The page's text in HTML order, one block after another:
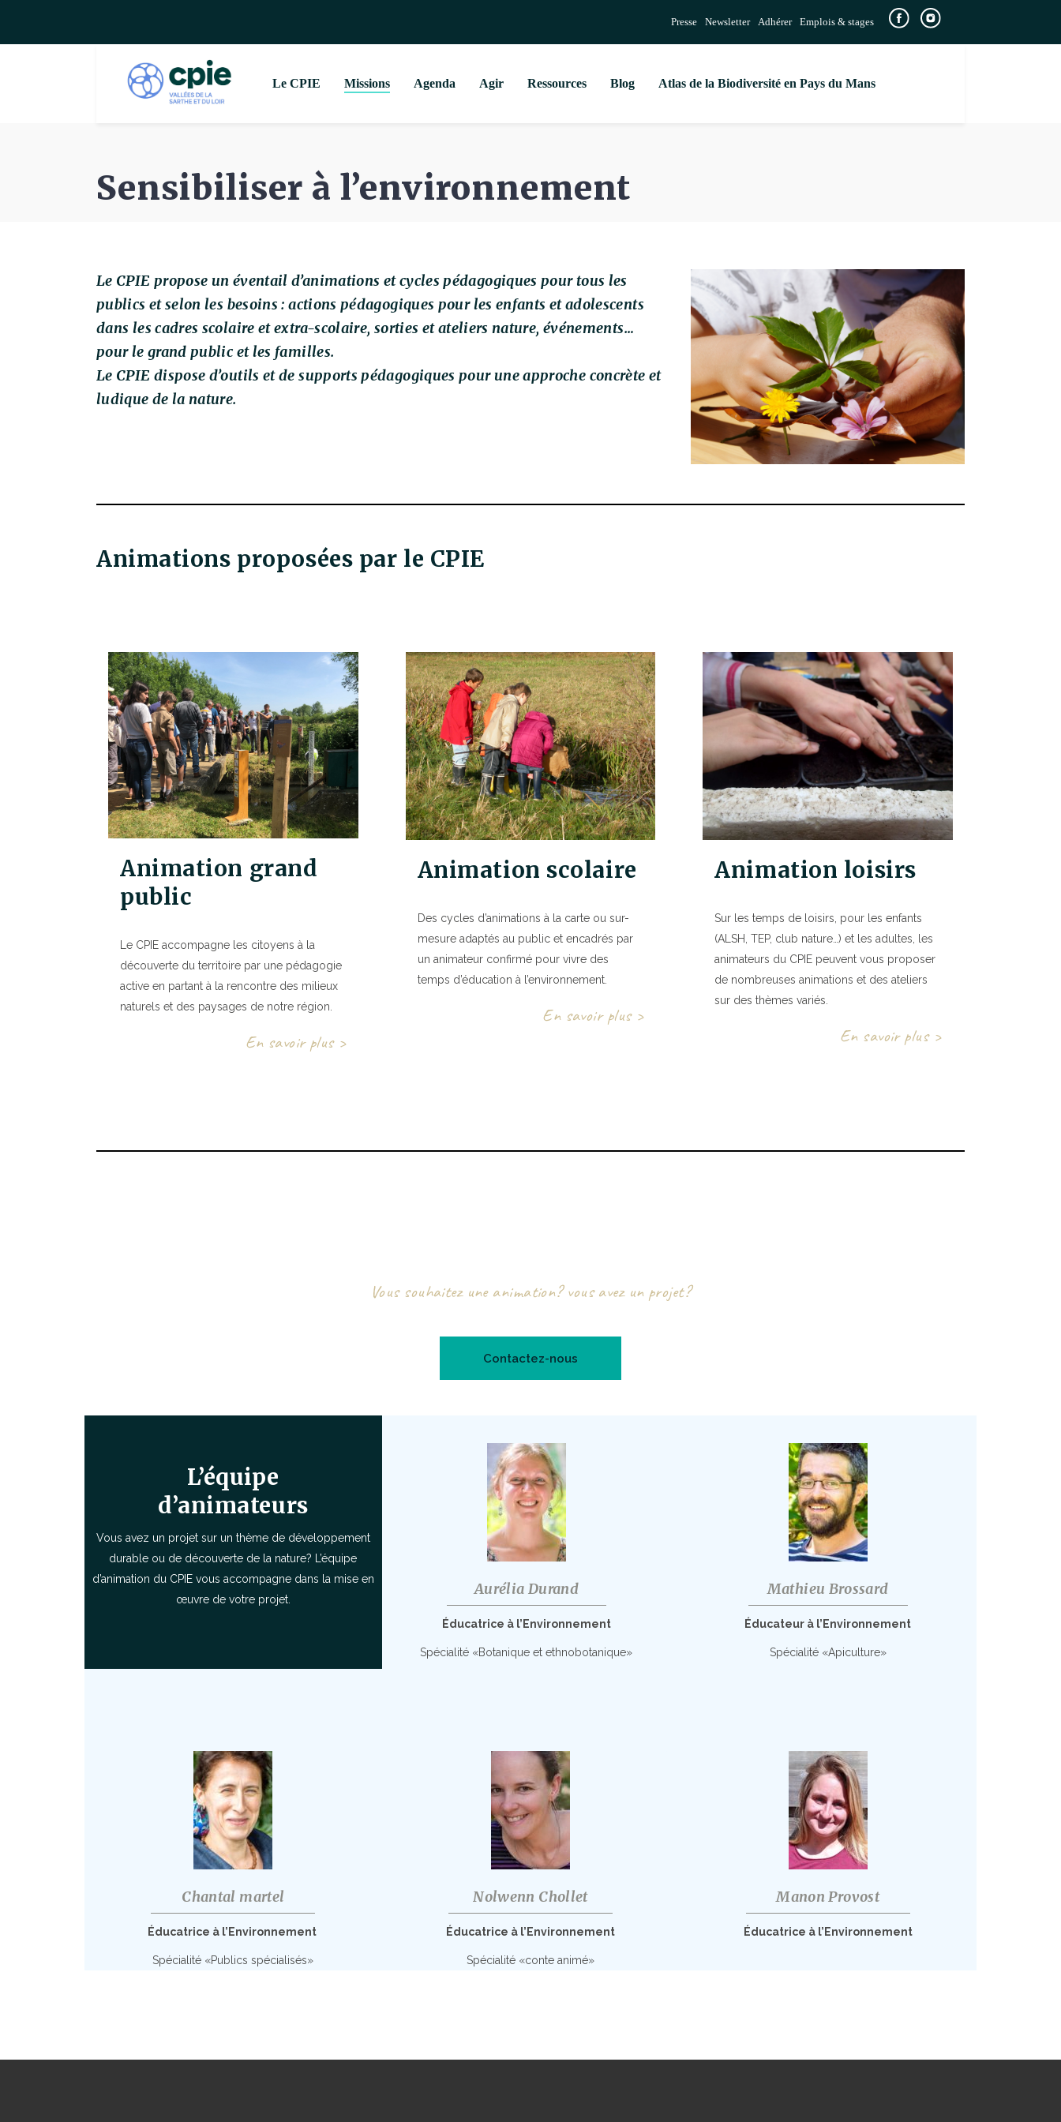
Presse Newsletter Adhérer Emplois & stages
Le CPIE Missions Agenda Agir Ressources Blog Atlas de la Biodiversité en Pays du Mans
Sensibiliser à l’environnement
Le CPIE propose un éventail d’animations et cycles pédagogiques pour tous les
publics et selon les besoins : actions pédagogiques pour les enfants et adolescents
dans les cadres scolaire et extra-scolaire, sorties et ateliers nature, événements…
pour le grand public et les familles.
Le CPIE dispose d’outils et de supports pédagogiques pour une approche concrète et
ludique de la nature.
Animations proposées par le CPIE
Animation grand
public
Le CPIE accompagne les citoyens à la
découverte du territoire par une pédagogie
active en partant à la rencontre des milieux
naturels et des paysages de notre région.
En savoir plus >
Animation scolaire
Des cycles d’animations à la carte ou sur-
mesure adaptés au public et encadrés par
un animateur confirmé pour vivre des
temps d’éducation à l’environnement.
En savoir plus >
Animation loisirs
Sur les temps de loisirs, pour les enfants
(ALSH, TEP, club nature…) et les adultes, les
animateurs du CPIE peuvent vous proposer
de nombreuses animations et des ateliers
sur des thèmes variés.
En savoir plus >
Vous souhaitez une animation? vous avez un projet?
Contactez-nous
L’équipe
d’animateurs
Vous avez un projet sur un thème de développement
durable ou de découverte de la nature? L’équipe
d’animation du CPIE vous accompagne dans la mise en
œuvre de votre projet.
Aurélia Durand
Éducatrice à l’Environnement
Spécialité «Botanique et ethnobotanique»
Mathieu Brossard
Éducateur à l’Environnement
Spécialité «Apiculture»
Chantal martel
Éducatrice à l’Environnement
Spécialité «Publics spécialisés»
Nolwenn Chollet
Éducatrice à l’Environnement
Spécialité «conte animé»
Manon Provost
Éducatrice à l’Environnement